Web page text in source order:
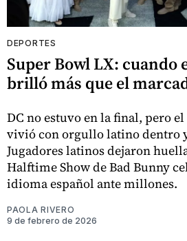
DEPORTES
Super Bowl LX:
brilló más que el
DC no estuvo en la final, pero
vivió con orgullo latino dentro
Jugadores latinos dejaron
Halftime Show de Bad Bunny
idioma español ante millones.
PAOLA RIVERO
9 de febrero de 2026